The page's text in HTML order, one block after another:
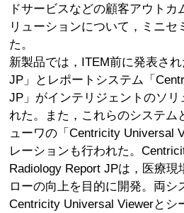
ドサービスなどの顧客アウトカ
リューションについて，ミニセ
た。
新製品では，ITEM前に発表さ
JP」とレポートシステム「
JP」がインテリジェントのソリ
れた。また，これらのシステム
ューワの「Centricity Universal
レーションも行われた。
Radiology Report JPは，医療現
ローの向上を目的に開発。両シ
Centricity Universal Viewerとシ